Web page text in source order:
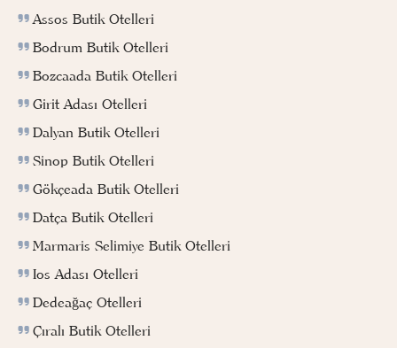
Assos Butik Otelleri
Bodrum Butik Otelleri
Bozcaada Butik Otelleri
Girit Adası Otelleri
Dalyan Butik Otelleri
Sinop Butik Otelleri
Gökçeada Butik Otelleri
Datça Butik Otelleri
Marmaris Selimiye Butik Otelleri
Ios Adası Otelleri
Dedeağaç Otelleri
Çıralı Butik Otelleri